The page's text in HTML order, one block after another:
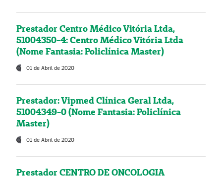
Prestador Centro Médico Vitória Ltda,
51004350-4: Centro Médico Vitória Ltda
(Nome Fantasia: Policlínica Master)
01 de Abril de 2020
Prestador: Vipmed Clínica Geral Ltda,
51004349-0 (Nome Fantasia: Policlínica
Master)
01 de Abril de 2020
Prestador CENTRO DE ONCOLOGIA